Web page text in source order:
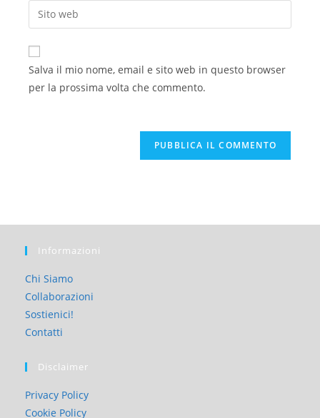
Salva il mio nome, email e sito web in questo browser
per la prossima volta che commento.
Informazioni
Chi Siamo
Collaborazioni
Sostienici!
Contatti
Disclaimer
Privacy Policy
Cookie Policy